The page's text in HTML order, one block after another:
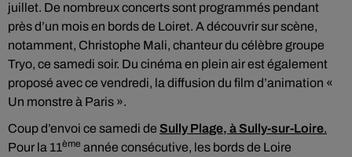
juillet. De nombreux concerts sont programmés pendant
près d’un mois en bords de Loiret. A découvrir sur scène,
notamment, Christophe Mali, chanteur du célèbre groupe
Tryo, ce samedi soir. Du cinéma en plein air est également
proposé avec ce vendredi, la diffusion du film d’animation «
Un monstre à Paris ».
Coup d’envoi ce samedi de Sully Plage, à Sully-sur-Loire.
Pour la 11ème année consécutive, les bords de Loire